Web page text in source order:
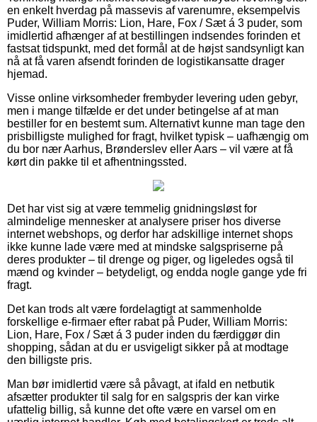
en enkelt hverdag på massevis af varenumre, eksempelvis
Puder, William Morris: Lion, Hare, Fox / Sæt á 3 puder, som
imidlertid afhænger af at bestillingen indsendes forinden et
fastsat tidspunkt, med det formål at de højst sandsynligt kan
nå at få varen afsendt forinden de logistikansatte drager
hjemad.
Visse online virksomheder frembyder levering uden gebyr,
men i mange tilfælde er det under betingelse af at man
bestiller for en bestemt sum. Alternativt kunne man tage den
prisbilligste mulighed for fragt, hvilket typisk – uafhængig om
du bor nær Aarhus, Brønderslev eller Aars – vil være at få
kørt din pakke til et afhentningssted.
Det har vist sig at være temmelig gnidningsløst for
almindelige mennesker at analysere priser hos diverse
internet webshops, og derfor har adskillige internet shops
ikke kunne lade være med at mindske salgspriserne på
deres produkter – til drenge og piger, og ligeledes også til
mænd og kvinder – betydeligt, og endda nogle gange yde fri
fragt.
Det kan trods alt være fordelagtigt at sammenholde
forskellige e-firmaer efter rabat på Puder, William Morris:
Lion, Hare, Fox / Sæt á 3 puder inden du færdiggør din
shopping, sådan at du er usvigeligt sikker på at modtage
den billigste pris.
Man bør imidlertid være så påvagt, at ifald en netbutik
afsætter produkter til salg for en salgspris der kan virke
ufattelig billig, så kunne det ofte være en varsel om en